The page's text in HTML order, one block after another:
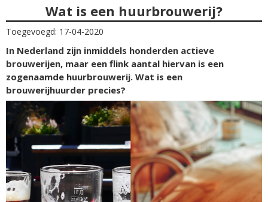
Wat is een huurbrouwerij?
Toegevoegd: 17-04-2020
In Nederland zijn inmiddels honderden actieve
brouwerijen, maar een flink aantal hiervan is een
zogenaamde huurbrouwerij. Wat is een
brouwerijhuurder precies?